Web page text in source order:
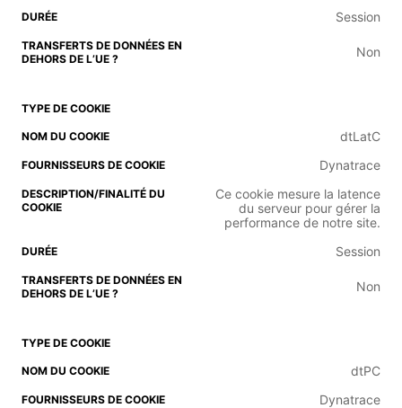
Session
Non
dtLatC
Dynatrace
Ce cookie mesure la latence
du serveur pour gérer la
performance de notre site.
Session
Non
dtPC
Dynatrace